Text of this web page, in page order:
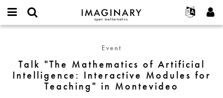
IMAGINARY
open
Français
Deutsch
한국어
Español
Programme
Galerien
Hands-on
Projekte
Mitmachen
Kontakt
username
Mathematics
of
Artificial
Event
Talk "The Mathematics of Artificial
Intelligence: Interactive Modules for
Teaching" in Montevideo